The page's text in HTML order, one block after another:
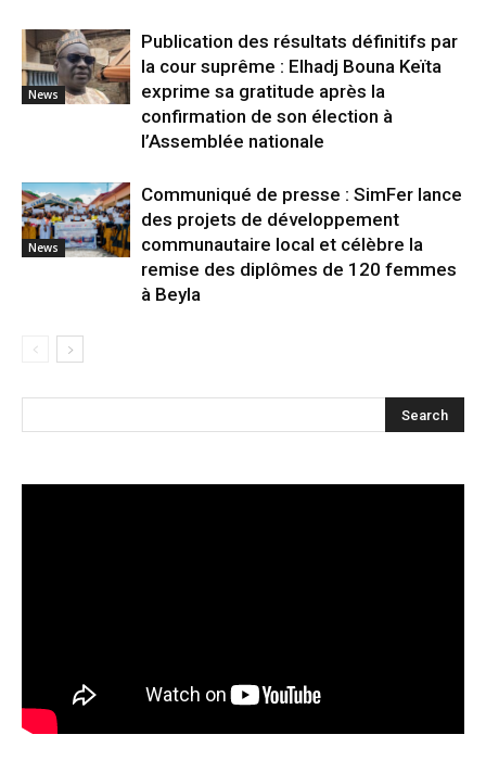
News
Publication des résultats définitifs par
la cour suprême : Elhadj Bouna Keïta
exprime sa gratitude après la
confirmation de son élection à
l’Assemblée nationale
News
Communiqué de presse : SimFer lance
des projets de développement
communautaire local et célèbre la
remise des diplômes de 120 femmes
à Beyla